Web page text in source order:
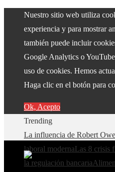
Nuestro sitio web utiliza
experiencia y para mostrar
también puede incluir
Google Analytics o
uso de cookies. Hemos
Haga clic en el botón para
Ok, Acepto
Trending
La influencia de Robert
laboral modernaLas 8 crisis
la regulación bancaria